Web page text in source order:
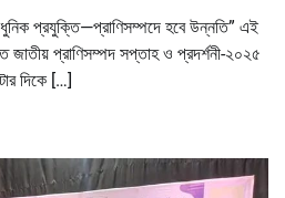
প্রযুক্তি—প্রাণিসম্পদে হবে উন্নতি” এই
জাতীয় প্রাণিসম্পদ সপ্তাহ ও প্রদর্শনী-২০২৫
দিকে […]